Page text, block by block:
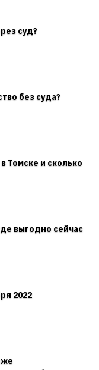
суд?
без суда?
Томске и сколько
выгодно сейчас
2022